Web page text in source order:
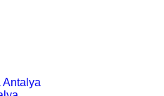
Antalya